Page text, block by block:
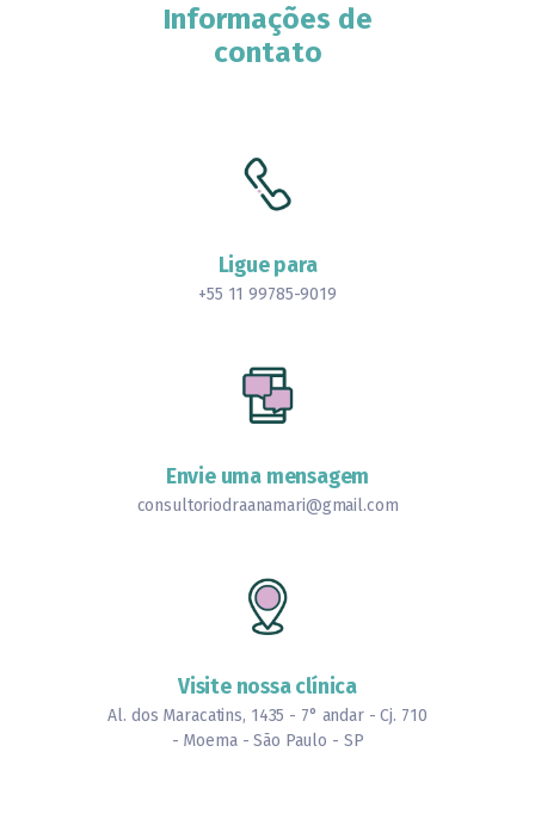
Informações de
contato
Ligue para
+55 11 99785-9019
Envie uma mensagem
consultoriodraanamari@gmail.com
Visite nossa clínica
Al. dos Maracatins, 1435 - 7° andar - Cj. 710
- Moema - São Paulo - SP